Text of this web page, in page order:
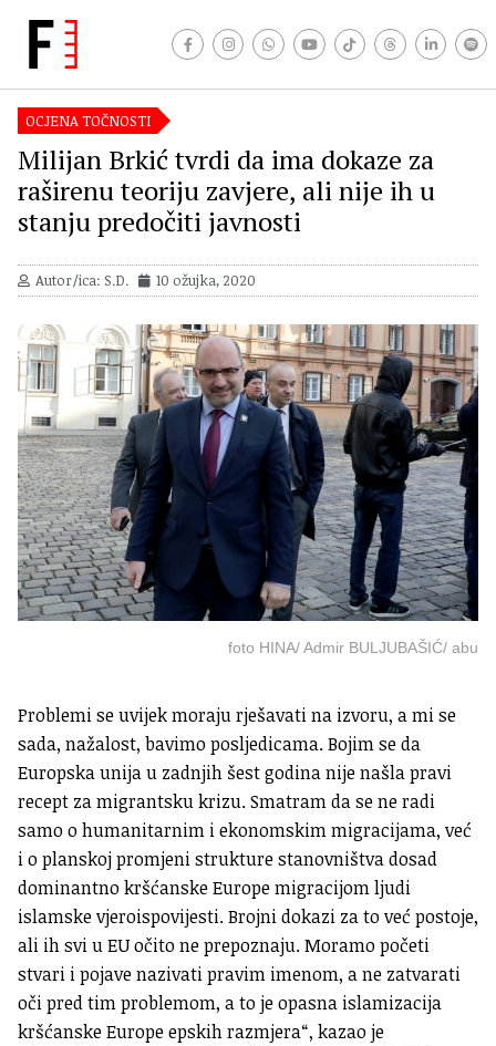
OCJENA TOČNOSTI
Milijan Brkić tvrdi da ima dokaze za
raširenu teoriju zavjere, ali nije ih u
stanju predočiti javnosti
Autor/ica: S.D. 10 ožujka, 2020
foto HINA/ Admir BULJUBAŠIĆ/ abu
Problemi se uvijek moraju rješavati na izvoru, a mi se
sada, nažalost, bavimo posljedicama. Bojim se da
Europska unija u zadnjih šest godina nije našla pravi
recept za migrantsku krizu. Smatram da se ne radi
samo o humanitarnim i ekonomskim migracijama, već
i o planskoj promjeni strukture stanovništva dosad
dominantno kršćanske Europe migracijom ljudi
islamske vjeroispovijesti. Brojni dokazi za to već postoje,
ali ih svi u EU očito ne prepoznaju. Moramo početi
stvari i pojave nazivati pravim imenom, a ne zatvarati
oči pred tim problemom, a to je opasna islamizacija
kršćanske Europe epskih razmjera“, kazao je